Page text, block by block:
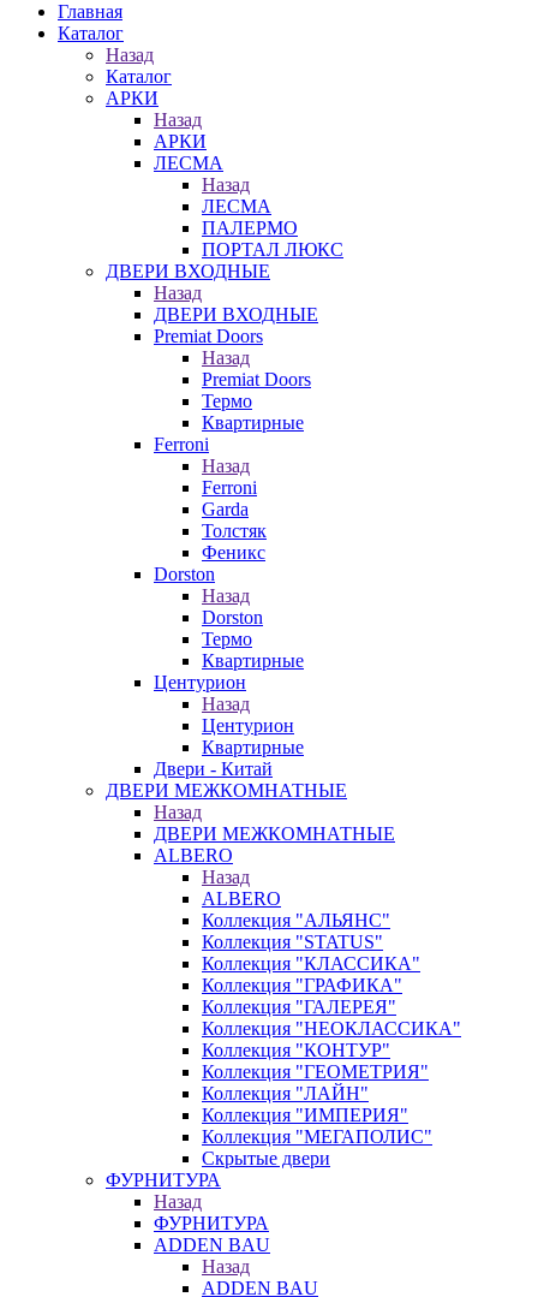
Главная
Каталог
Назад
Каталог
АРКИ
Назад
АРКИ
ЛЕСМА
Назад
ЛЕСМА
ПАЛЕРМО
ПОРТАЛ ЛЮКС
ДВЕРИ ВХОДНЫЕ
Назад
ДВЕРИ ВХОДНЫЕ
Premiat Doors
Назад
Premiat Doors
Термо
Квартирные
Ferroni
Назад
Ferroni
Garda
Толстяк
Феникс
Dorston
Назад
Dorston
Термо
Квартирные
Центурион
Назад
Центурион
Квартирные
Двери - Китай
ДВЕРИ МЕЖКОМНАТНЫЕ
Назад
ДВЕРИ МЕЖКОМНАТНЫЕ
ALBERO
Назад
ALBERO
Коллекция "АЛЬЯНС"
Коллекция "STATUS"
Коллекция "КЛАССИКА"
Коллекция "ГРАФИКА"
Коллекция "ГАЛЕРЕЯ"
Коллекция "НЕОКЛАССИКА"
Коллекция "КОНТУР"
Коллекция "ГЕОМЕТРИЯ"
Коллекция "ЛАЙН"
Коллекция "ИМПЕРИЯ"
Коллекция "МЕГАПОЛИС"
Скрытые двери
ФУРНИТУРА
Назад
ФУРНИТУРА
ADDEN BAU
Назад
ADDEN BAU